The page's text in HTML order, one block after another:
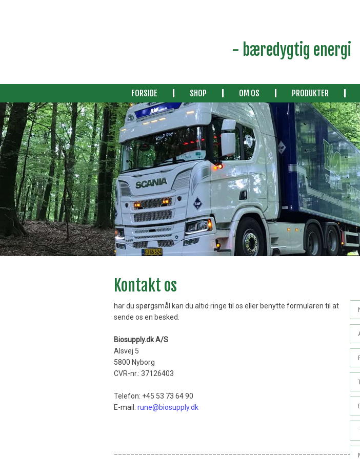
- bæredygtig energi​
FORSIDE SHOP OM OS PRODUKTER
Kontakt os​
har du spørgsmål kan du altid ringe til os eller benytte formularen til at
sende os en besked.
Biosupply.dk A/S
Alsvej 5
5800 Nyborg
CVR-nr.: ​37126403
Telefon: +45 53 73 64 90
E-mail: rune@biosupply.dk
____________________________________________________________